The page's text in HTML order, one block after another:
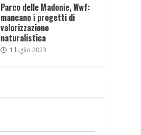
Parco delle Madonie, Wwf:
mancano i progetti di
valorizzazione
naturalistica
1 luglio 2023